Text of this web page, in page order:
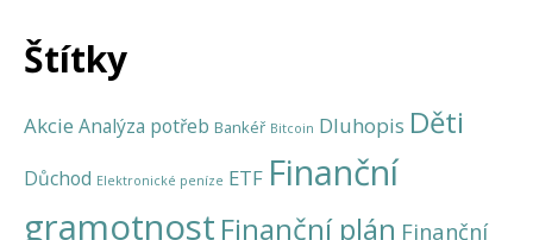
Štítky
Akcie Analýza potřeb Bankéř Bitcoin Dluhopis Děti
Důchod Elektronické peníze ETF Finanční
gramotnost Finanční plán Finanční